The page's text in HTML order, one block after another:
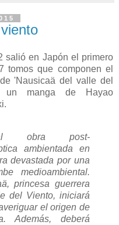
salió en Japón el primero
tomos que componen el
'Nausicaä del valle del
un manga de Hayao
obra post-
ambientada en
devastada por una
medioambiental.
princesa guerrera
del Viento, iniciará
el origen de
Además, deberá